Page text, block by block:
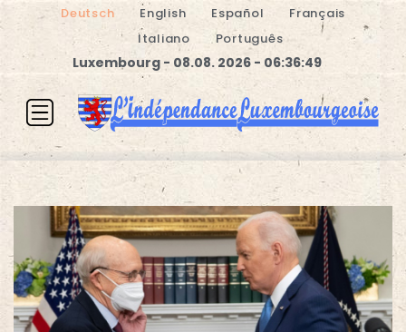
Deutsch English Español
Français
Italiano
Português
Luxembourg - 08.08. 2026 - 06:36:49